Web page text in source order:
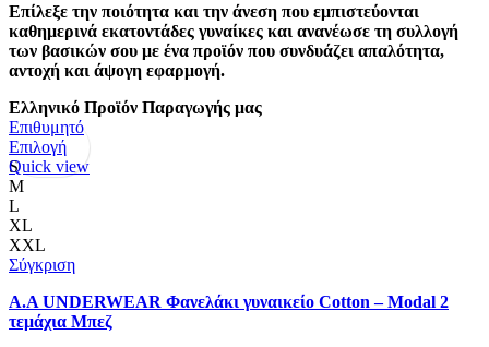
Επίλεξε την ποιότητα και την άνεση που εμπιστεύονται
καθημερινά εκατοντάδες γυναίκες και ανανέωσε τη συλλογή
των βασικών σου με ένα προϊόν που συνδυάζει απαλότητα,
αντοχή και άψογη εφαρμογή.
Ελληνικό Προϊόν Παραγωγής μας
Επιθυμητό
ΕπιλογήΑυτό
το
Οι
μπορούν
να
Quick view
S
M
L
XL
XXL
Σύγκριση
Α.A UNDERWEAR Φανελάκι γυναικείο Cotton – Modal 2
τεμάχια Μπεζ